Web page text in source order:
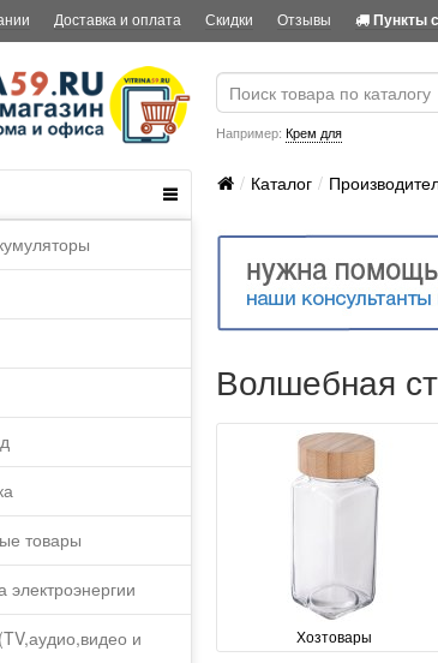
Доставка и оплата Скидки Отзывы Пункты
Например: Крем для
товары
электроэнергии
и
Каталог
Волшебная
Хозтовары